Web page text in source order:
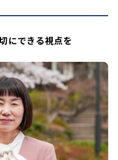
にできる視点を